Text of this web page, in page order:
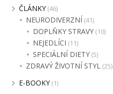
ČLÁNKY(46)
NEURODIVERZNÍ (41)
DOPLŇKY STRAVY (10)
NEJEDLÍCI (11)
SPECIÁLNÍ DIETY (5)
ZDRAVÝ ŽIVOTNÍ STYL (25)
E-BOOKY(1)